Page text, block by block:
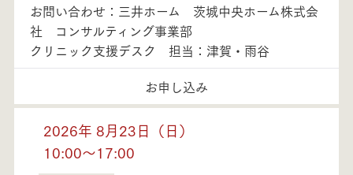
お問い合わせ：三井ホーム 茨城中央ホーム株式会
社 コンサルティング事業部
クリニック支援デスク 担当：津賀・雨谷
お申し込み
2026年 8月23日（日）
10:00～17:00